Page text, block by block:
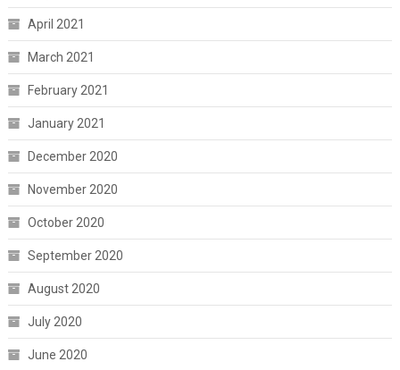
April 2021
March 2021
February 2021
January 2021
December 2020
November 2020
October 2020
September 2020
August 2020
July 2020
June 2020